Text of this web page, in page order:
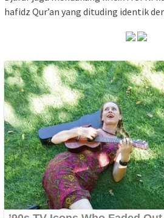
hafidz Qur’an yang dituding identik